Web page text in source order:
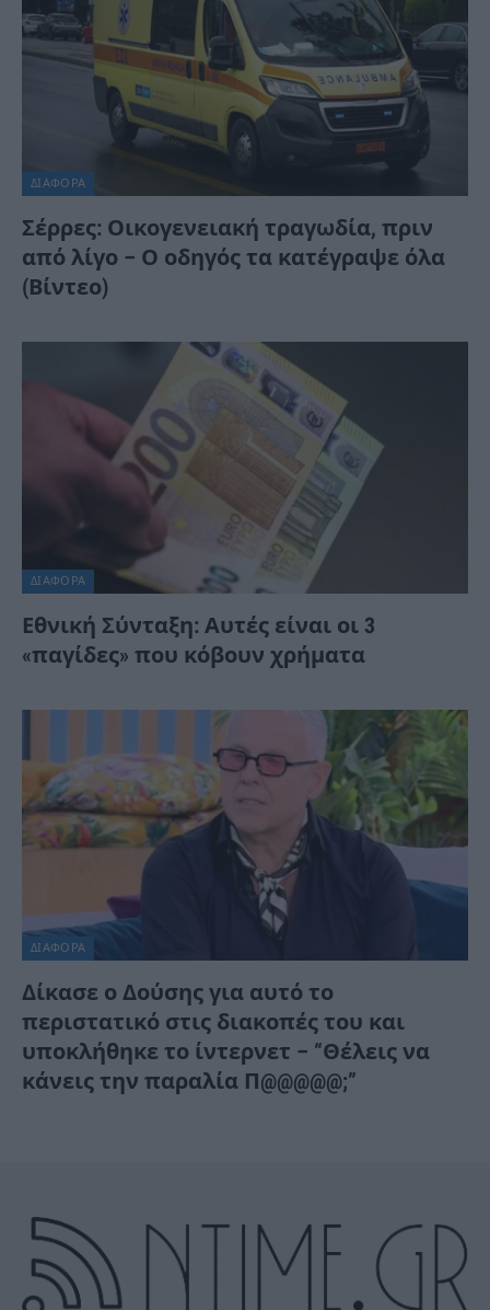
ΔΙΆΦΟΡΑ
Σέρρες: Οικογενειακή τραγωδία, πριν
από λίγο – Ο οδηγός τα κατέγραψε όλα
(Βίντεο)
ΔΙΆΦΟΡΑ
Εθνική Σύνταξη: Αυτές είναι οι 3
«παγίδες» που κόβουν χρήματα
ΔΙΆΦΟΡΑ
Δίκασε ο Δούσης για αυτό το
περιστατικό στις διακοπές του και
υποκλήθηκε το ίντερνετ – “Θέλεις να
κάνεις την παραλία Π@@@@@;”